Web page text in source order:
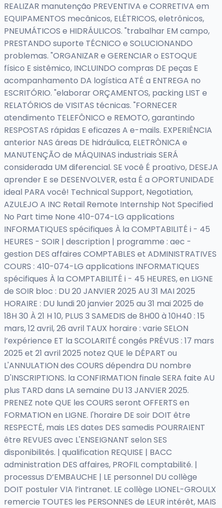
REALIZAR manutenção PREVENTIVA e CORRETIVA em
EQUIPAMENTOS mecânicos, ELÉTRICOS, eletrônicos,
PNEUMÁTICOS e HIDRÁULICOS. "trabalhar EM campo,
PRESTANDO suporte TÉCNICO e SOLUCIONANDO
problemas. "ORGANIZAR e GERENCIAR o ESTOQUE
físico E sistêmico, INCLUINDO compras DE peças E
acompanhamento DA logística ATÉ a ENTREGA no
ESCRITÓRIO. "elaborar ORÇAMENTOS, packing LIST e
RELATÓRIOS de VISITAS técnicas. "FORNECER
atendimento TELEFÔNICO e REMOTO, garantindo
RESPOSTAS rápidas E eficazes A e-mails. EXPERIÊNCIA
anterior NAS áreas DE hidráulica, ELETRÔNICA e
MANUTENÇÃO de MÁQUINAS industriais SERÁ
considerada UM diferencial. SE você É proativo, DESEJA
aprender E se DESENVOLVER, esta É a OPORTUNIDADE
ideal PARA você! Technical Support, Negotiation,
AZULEJO A INC Retail Remote Internship Not Specified
No Part time None 410-074-LG applications
INFORMATIQUES spécifiques À la COMPTABILITÉ i - 45
HEURES - SOIR | description | programme : aec -
gestion DES affaires COMPTABLES et ADMINISTRATIVES
COURS : 410-074-LG applications INFORMATIQUES
spécifiques À la COMPTABILITÉ i - 45 HEURES, en LIGNE
de SOIR bloc : DU 20 JANVIER 2025 AU 31 MAI 2025
HORAIRE : DU lundi 20 janvier 2025 au 31 mai 2025 de
18H 30 À 21 H 10, PLUS 3 SAMEDIS de 8H00 à 10H40 : 15
mars, 12 avril, 26 avril TAUX horaire : varie SELON
l’expérience ET la SCOLARITÉ congés PRÉVUS : 17 mars
2025 et 21 avril 2025 notez QUE le DÉPART ou
L'ANNULATION des COURS dépendra DU nombre
D'INSCRIPTIONS. la CONFIRMATION finale SERA faite AU
plus TARD dans LA semaine DU 13 JANVIER 2025.
PRENEZ note QUE les COURS seront OFFERTS en
FORMATION en LIGNE. l'horaire DE soir DOIT être
RESPECTÉ, mais LES dates DES samedis POURRAIENT
être REVUES avec L'ENSEIGNANT selon SES
disponibilités. | qualification REQUISE | BACC
administration DES affaires, PROFIL comptabilité. |
processus D’EMBAUCHE | LE personnel DU collège
DOIT postuler VIA l’intranet. LE collège LIONEL-GROULX
remercie TOUTES les PERSONNES de LEUR intérêt, MAIS